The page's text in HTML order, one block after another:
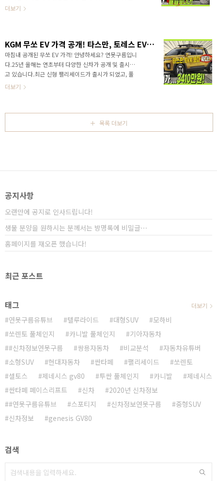
렌트나 리스입니다. (하단 링크 복..
로벌 시장과 다르게 국내에 픽업트럭은 특수한 목적을
어떤 평가를 받았는지 빠르게 만나보세
요!&nbsp;&nbsp;"> 출처:www.4x4.ec지금까지
차량은 구입하고 옵션을 넣는 것이 전부였다면픽업트럭
은 차량을 구입하고 옵션을 넣고, 신차 패키지를 통해서
자신만의 픽업트럭을 만드는 재미가 있고커스텀 부품을
이용하면 세상에 없는 나만의 차량을 만들 수 있죠? 출
더보기
KGM 무쏘 EV 가격 공개! 타스만, 토레스 EVX 보다도 싸다! 알고 선택하면 후회없어요!
마침내 공개된 무쏘 EV 가격! 안녕하세요? 연못구름입니
다.25년 올해는 연초부터 다양한 신차가 공개 및 출시되
고 있습니다.최근 신형 팰리세이드가 출시가 되었고, 풀
옵션이 7천만원이 넘어가면서 이제 국산차도 수입차와
세이드 보다 괜찮은데? 이런 반응이 많았습니다.이번주
에는 기아 픽업트럭 타스만 가격이 공개되었습니다. 한마
디로 난리가 났는데.. 3750만원에 시작하는 가격은 최근
가격이 공개되었습니다.공개된 사진 먼저 보고, 가격도
더보기
목록 더보기
공지사항
오랜만에 공지로 인사드립니다!
생물 분양을 원하시는 분께서는 방명록에 비밀글⋯
홈페이지를 재오픈 했습니다!
최근 포스트
태그
연못구름유튜브 텔루라이드 대형SUV
모하비
쏘렌토 풀체인지
카니발 풀체인지
기아자동차
#신차정보연못구름
쌍용자동차 비교분석
자동차유튜버
소형SUV
현대자동차 싼타페 팰리세이드
쏘렌토
셀토스
제네시스 gv80 투싼 풀체인지 카니발
제네시스
싼타페 페이스리프트
신차
2020년 신차정보
#연못구름유튜브
스포티지 신차정보연못구름
중형SUV
신차정보
genesis GV80
더보기
검색